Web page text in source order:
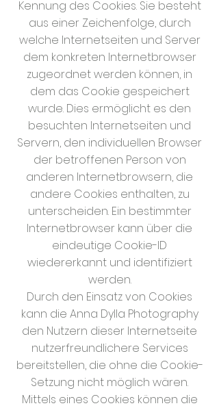
Kennung des Cookies. Sie besteht
aus einer Zeichenfolge, durch
welche Internetseiten und Server
dem konkreten Internetbrowser
zugeordnet werden können, in
dem das Cookie gespeichert
wurde. Dies ermöglicht es den
besuchten Internetseiten und
Servern, den individuellen Browser
der betroffenen Person von
anderen Internetbrowsern, die
andere Cookies enthalten, zu
unterscheiden. Ein bestimmter
Internetbrowser kann über die
eindeutige Cookie-ID
wiedererkannt und identifiziert
werden.
Durch den Einsatz von Cookies
kann die Anna Dylla Photography
den Nutzern dieser Internetseite
nutzerfreundlichere Services
bereitstellen, die ohne die Cookie-
Setzung nicht möglich wären.
Mittels eines Cookies können die